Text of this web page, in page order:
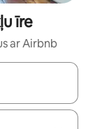
īre
ar Airbnb
uz augšu un